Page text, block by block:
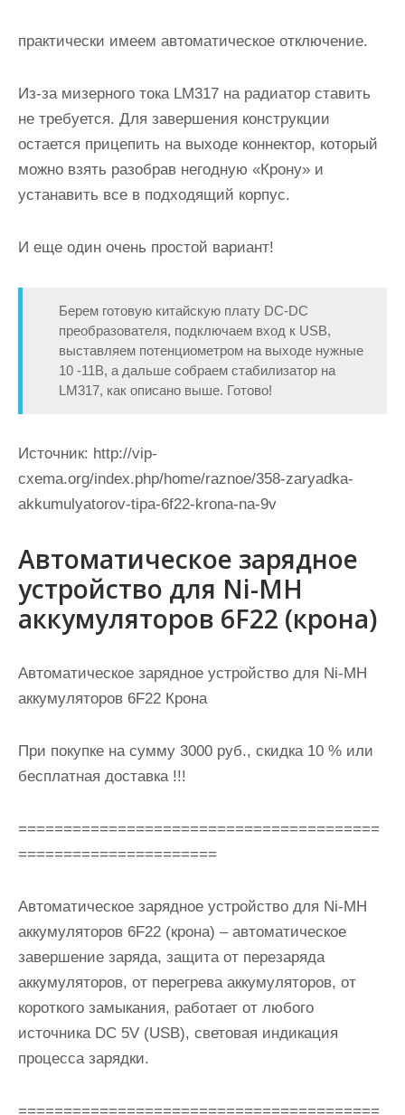
практически имеем автоматическое отключение.
Из-за мизерного тока LM317 на радиатор ставить
не требуется. Для завершения конструкции
остается прицепить на выходе коннектор, который
можно взять разобрав негодную «Крону» и
устанавить все в подходящий корпус.
И еще один очень простой вариант!
Берем готовую китайскую плату DC-DC
преобразователя, подключаем вход к USB,
выставляем потенциометром на выходе нужные
10 -11В, а дальше собраем стабилизатор на
LM317, как описано выше. Готово!
Источник: http://vip-
cxema.org/index.php/home/raznoe/358-zaryadka-
akkumulyatorov-tipa-6f22-krona-na-9v
Автоматическое зарядное
устройство для Ni-MH
аккумуляторов 6F22 (крона)
Автоматическое зарядное устройство для Ni-MH
аккумуляторов 6F22 Крона
При покупке на сумму 3000 руб., скидка 10 % или
бесплатная доставка !!!
========================================
======================
Автоматическое зарядное устройство для Ni-MH
аккумуляторов 6F22 (крона) – автоматическое
завершение заряда, защита от перезаряда
аккумуляторов, от перегрева аккумуляторов, от
короткого замыкания, работает от любого
источника DC 5V (USB), световая индикация
процесса зарядки.
========================================